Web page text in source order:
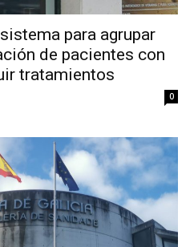
para agrupar
de pacientes con
tratamientos
0